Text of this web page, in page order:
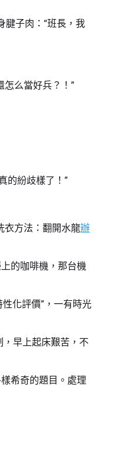
腱子肉：“班長，我
么當好兵？！”
的紛歧樣了！”
衣方法：翻開水龍辦
的咖啡機，那台機
化評價”，一有時光
，早上起床艱苦，不
希奇的題目。處理